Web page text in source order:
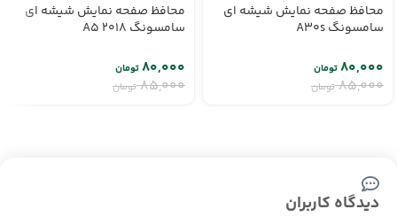
محافظ صفحه نمایش شیشه ای
سامسونگ A30s
۸۵,۰۰۰ تومان
۸۰,۰۰۰تومان
محافظ صفحه نمایش شیشه ای
سامسونگ A5 2018
۸۵,۰۰۰ تومان
۸۰,۰۰۰تومان
دیدگاه کاربران